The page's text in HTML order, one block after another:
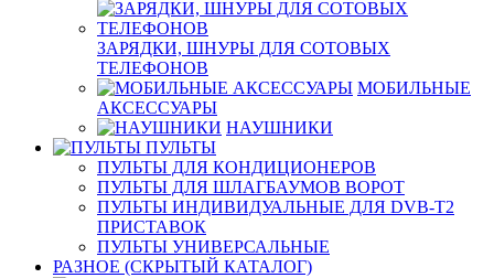
ЗАРЯДКИ, ШНУРЫ ДЛЯ СОТОВЫХ
ТЕЛЕФОНОВ
МОБИЛЬНЫЕ
АКСЕССУАРЫ
НАУШНИКИ
ПУЛЬТЫ
ПУЛЬТЫ ДЛЯ КОНДИЦИОНЕРОВ
ПУЛЬТЫ ДЛЯ ШЛАГБАУМОВ ВОРОТ
ПУЛЬТЫ ИНДИВИДУАЛЬНЫЕ ДЛЯ DVB-T2
ПРИСТАВОК
ПУЛЬТЫ УНИВЕРСАЛЬНЫЕ
РАЗНОЕ (СКРЫТЫЙ КАТАЛОГ)